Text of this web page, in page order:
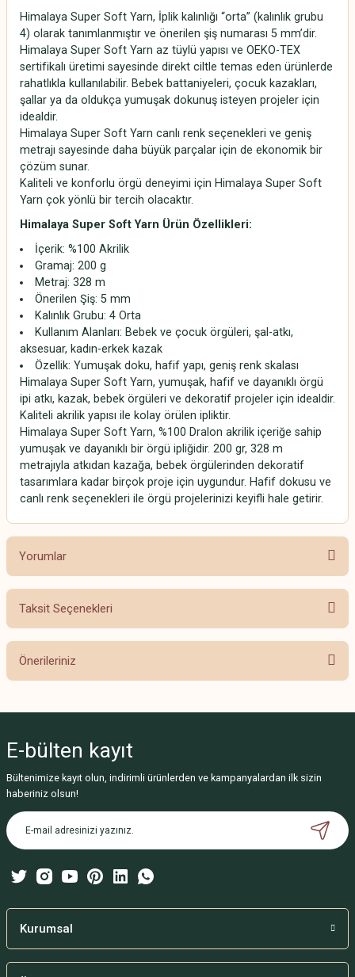
Himalaya Super Soft Yarn, İplik kalınlığı “orta” (kalınlık grubu
4) olarak tanımlanmıştır ve önerilen şiş numarası 5 mm’dir.
Himalaya Super Soft Yarn az tüylü yapısı ve OEKO-TEX
sertifikalı üretimi sayesinde direkt ciltle temas eden ürünlerde
rahatlıkla kullanılabilir. Bebek battaniyeleri, çocuk kazakları,
şallar ya da oldukça yumuşak dokunuş isteyen projeler için
idealdir.
Himalaya Super Soft Yarn canlı renk seçenekleri ve geniş
metrajı sayesinde daha büyük parçalar için de ekonomik bir
çözüm sunar.
Kaliteli ve konforlu örgü deneyimi için Himalaya Super Soft
Yarn çok yönlü bir tercih olacaktır.
Himalaya Super Soft Yarn Ürün Özellikleri:
İçerik: %100 Akrilik
Gramaj: 200 g
Metraj: 328 m
Önerilen Şiş: 5 mm
Kalınlık Grubu: 4 Orta
Kullanım Alanları: Bebek ve çocuk örgüleri, şal-atkı,
aksesuar, kadın-erkek kazak
Özellik: Yumuşak doku, hafif yapı, geniş renk skalası
Himalaya Super Soft Yarn, yumuşak, hafif ve dayanıklı örgü
ipi atkı, kazak, bebek örgüleri ve dekoratif projeler için idealdir.
Kaliteli akrilik yapısı ile kolay örülen ipliktir.
Himalaya Super Soft Yarn, %100 Dralon akrilik içeriğe sahip
yumuşak ve dayanıklı bir örgü ipliğidir. 200 gr, 328 m
metrajıyla atkıdan kazağa, bebek örgülerinden dekoratif
tasarımlara kadar birçok proje için uygundur. Hafif dokusu ve
canlı renk seçenekleri ile örgü projelerinizi keyifli hale getirir.
Yorumlar
Taksit Seçenekleri
Önerileriniz
Görüş ve önerileriniz için teşekkür ederiz.
Ürün resmi kalitesiz, bozuk veya görüntülenemiyor.
Ürün açıklamasında eksik bilgiler bulunuyor.
Ürün bilgilerinde hatalar bulunuyor.
Bu ürüne benzer farklı alternatifler olmalı.
E-bülten kayıt
Bültenimize kayıt olun, indirimli ürünlerden ve kampanyalardan ilk sizin
haberiniz olsun!
Kurumsal